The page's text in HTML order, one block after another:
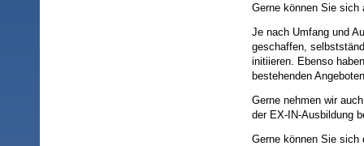
Gerne können Sie sich
Je nach Umfang und
geschaffen,
initiieren. Ebenso
bestehenden
Gerne nehmen wir
der EX-IN-Ausbildung
Gerne können Sie sich